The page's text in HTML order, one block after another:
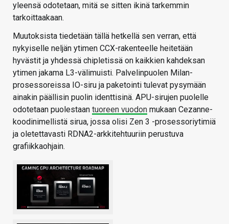
yleensä odotetaan, mitä se sitten ikinä tarkemmin
tarkoittaakaan.
Muutoksista tiedetään tällä hetkellä sen verran, että
nykyiselle neljän ytimen CCX-rakenteelle heitetään
hyvästit ja yhdessä chipletissä on kaikkien kahdeksan
ytimen jakama L3-välimuisti. Palvelinpuolen Milan-
prosessoreissa IO-siru ja paketointi tulevat pysymään
ainakin päällisin puolin identtisinä. APU-sirujen puolelle
odotetaan puolestaan tuoreen vuodon mukaan Cezanne-
koodinimellistä sirua, jossa olisi Zen 3 -prosessoriytimiä
ja oletettavasti RDNA2-arkkitehtuuriin perustuva
grafiikkaohjain.